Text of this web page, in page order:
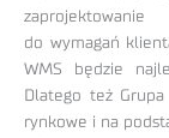
do wymagań
WMS będzie
Dlatego też
rynkowe i na